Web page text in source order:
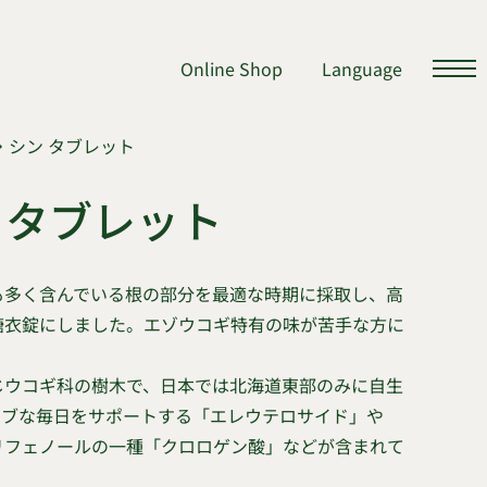
Online Shop Language
シン タブレット
ブレット
く含んでいる根の部分を最適な時期に採取し、高
錠にしました。エゾウコギ特有の味が苦手な方に
コギ科の樹木で、日本では北海道東部のみに自生
な毎日をサポートする「エレウテロサイド」や
フェノールの一種「クロロゲン酸」などが含まれて